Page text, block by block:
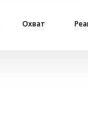
Охват